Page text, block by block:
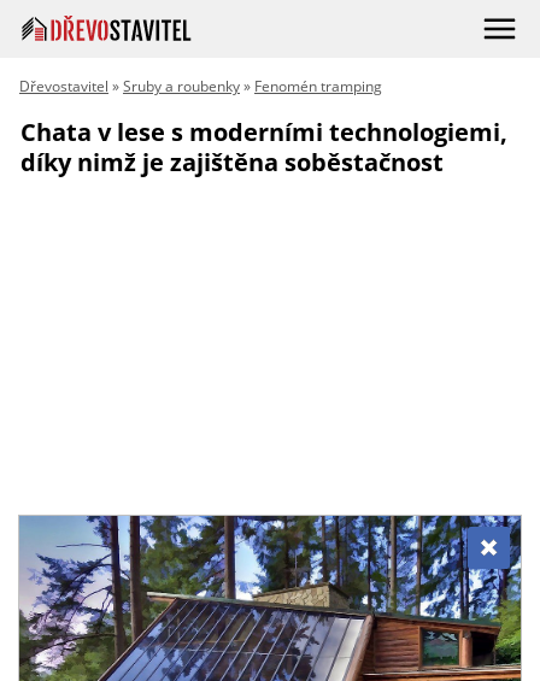
Dřevostavitel »Sruby a roubenky» Fenomén tramping
Chata v lese s moderními technologiemi,
díky nimž je zajištěna soběstačnost